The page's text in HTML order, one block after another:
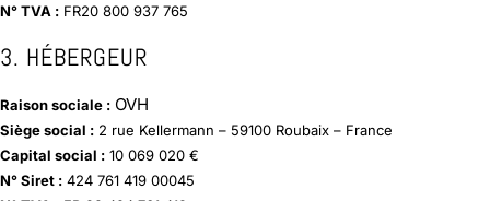
N° TVA : FR20 800 937 765
3. HÉBERGEUR
Raison sociale : OVH
Siège social : 2 rue Kellermann – 59100 Roubaix – France
Capital social : 10 069 020 €
N° Siret : 424 761 419 00045